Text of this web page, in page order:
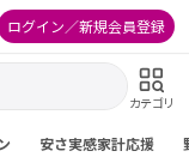
ログイン／新規会員登録
カテゴリ
安さ実感家計応援